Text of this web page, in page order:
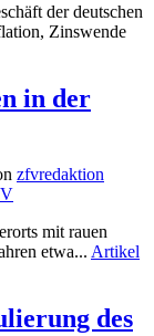
der deutschen
Zinswende
in der
zfvredaktion
mit rauen
etwa... Artikel
des